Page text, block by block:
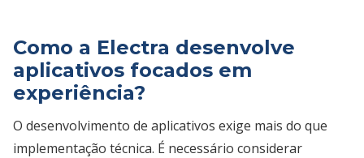
Como a Electra desenvolve
aplicativos focados em
experiência?
O desenvolvimento de aplicativos exige mais do que
implementação técnica. É necessário considerar